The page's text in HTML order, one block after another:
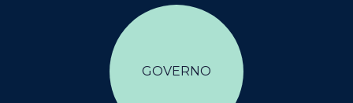
GOVERNO